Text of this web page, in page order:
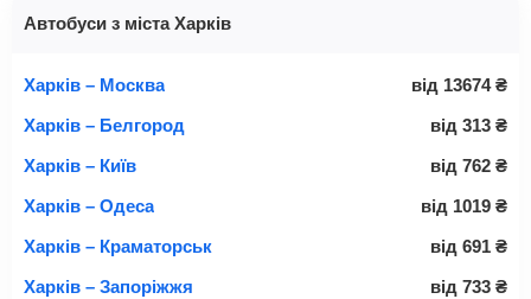
Автобуси з міста Харків
Харків – Москва від 13674 ₴
Харків – Белгород
від 313 ₴
Харків – Київ
від 762 ₴
Харків – Одеса
від 1019 ₴
Харків – Краматорськ
від 691 ₴
Харків – Запоріжжя
від 733 ₴